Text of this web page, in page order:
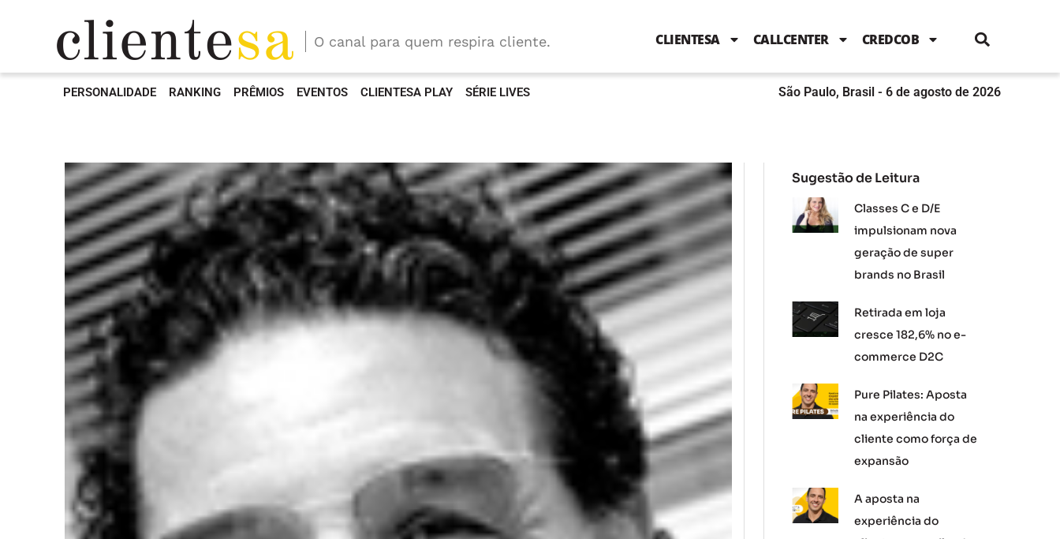
b
o
k
t
e
b
n
g
a
m
O canal para quem respira cliente. CLIENTESA CALLCENTER CREDCOB
PERSONALIDADE RANKING PRÊMIOS EVENTOS CLIENTESA PLAY SÉRIE LIVES São Paulo, Brasil - 6 de agosto de 2026
Sugestão de Leitura
Classes C e D/E
impulsionam nova
geração de super
brands no Brasil
Retirada em loja
cresce 182,6% no e-
commerce D2C
Pure Pilates: Aposta
na experiência do
cliente como força de
expansão
A aposta na
experiência do